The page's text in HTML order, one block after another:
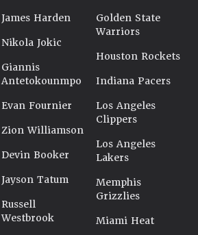
James Harden
Nikola Jokic
Giannis
Antetokounmpo
Evan Fournier
Zion Williamson
Devin Booker
Jayson Tatum
Russell
Westbrook
Golden State
Warriors
Houston Rockets
Indiana Pacers
Los Angeles
Clippers
Los Angeles
Lakers
Memphis
Grizzlies
Miami Heat